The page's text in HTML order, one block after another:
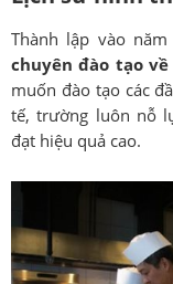
Thành lập vào
chuyên đào tạo
muốn đào tạo các
tế, trường luôn nỗ
đạt hiệu quả cao.